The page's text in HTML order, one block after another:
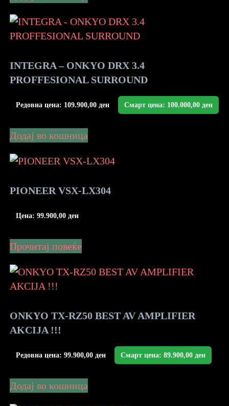
INTEGRA – ONKYO DRX 3.4
PROFFESIONAL SURROUND
Редовна цена: 109.900,00 ден Смарт цена: 100.000,00 ден
Додај во кошница
PIONEER VSX-LX304
Цена: 99.900,00 ден
Прочитај повеќе
ONKYO TX-RZ50 BEST AV AMPLIFIER
AKCIJA !!!
Редовна цена: 99.900,00 ден Смарт цена: 89.900,00 ден
Додај во кошница